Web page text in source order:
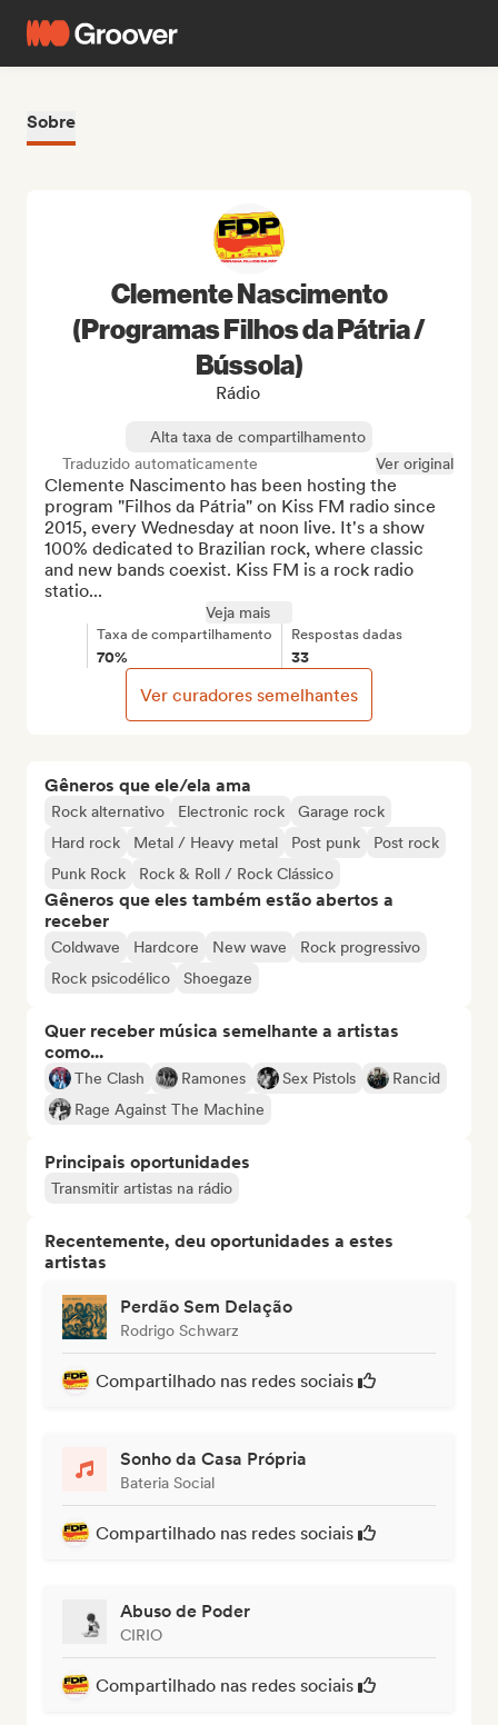
Sobre
Gêneros que ele/ela ama
Rock alternativo Electronic rock
Garage rock
Hard rock
Metal / Heavy metal Post punk
Post rock
Punk Rock
Rock & Roll / Rock Clássico
Gêneros que eles também estão abertos a
receber
Coldwave Hardcore New wave
Rock progressivo
Rock psicodélico
Shoegaze
Quer receber música semelhante a artistas
como...
The Clash Ramones Sex Pistols
Rancid
Rage Against The Machine
Principais oportunidades
Transmitir artistas na rádio
Recentemente, deu oportunidades a estes
artistas
Perdão Sem Delação
Rodrigo Schwarz
Compartilhado nas redes sociais
Sonho da Casa Própria
Bateria Social
Compartilhado nas redes sociais
Abuso de Poder
CIRIO
Compartilhado nas redes sociais
Clemente Nascimento
(Programas Filhos da Pátria /
Bússola)
Rádio
Alta taxa de compartilhamento
Traduzido automaticamente
Ver original
Clemente Nascimento has been hosting the
program "Filhos da Pátria" on Kiss FM radio since
2015, every Wednesday at noon live. It's a show
100% dedicated to Brazilian rock, where classic
and new bands coexist. Kiss FM is a rock radio
statio...
Veja mais
Taxa de compartilhamento
70%
Respostas dadas
33
Ver curadores semelhantes